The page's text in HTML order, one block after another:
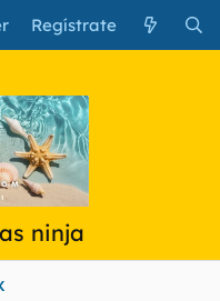
Regístrate
ninja